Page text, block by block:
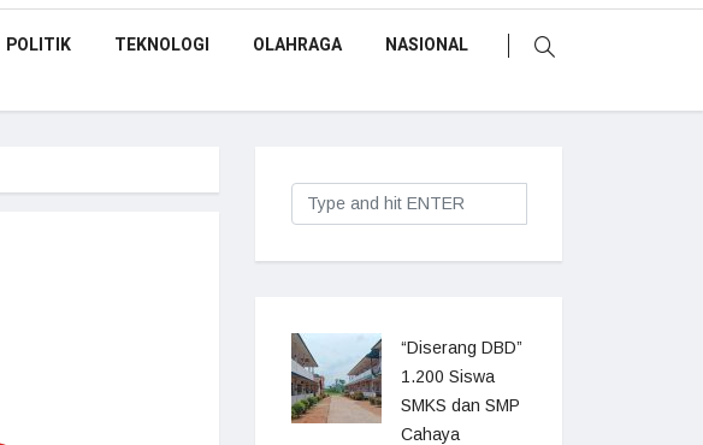
POLITIK TEKNOLOGI OLAHRAGA NASIONAL
“Diserang DBD”
1.200 Siswa
SMKS dan SMP
Cahaya